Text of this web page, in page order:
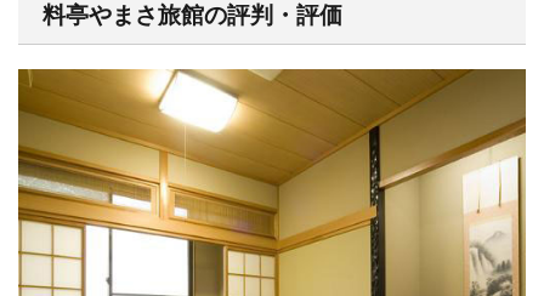
料亭やまさ旅館の評判・評価